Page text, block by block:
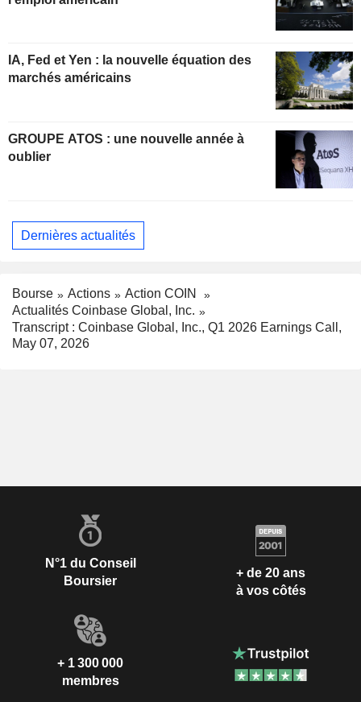
IA, Fed et Yen : la nouvelle équation des
marchés américains
GROUPE ATOS : une nouvelle année à
oublier
Dernières actualités
Bourse Actions
Action COIN
Actualités Coinbase Global, Inc.
Transcript : Coinbase Global, Inc., Q1 2026 Earnings Call,
May 07, 2026
N°1 du Conseil
Boursier
+ de 20 ans
à vos côtés
+ 1 300 000
membres